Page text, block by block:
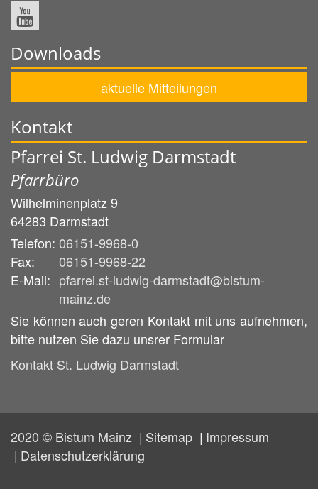
Downloads
aktuelle Mitteilungen
Kontakt
Pfarrei St. Ludwig Darmstadt
Pfarrbüro
Wilhelminenplatz 9
64283 Darmstadt
Telefon: 06151-9968-0
Fax:
06151-9968-22
E-Mail: pfarrei.st-ludwig-darmstadt@bistum-
mainz.de
Sie können auch geren Kontakt mit uns aufnehmen,
bitte nutzen Sie dazu unsrer Formular
Kontakt St. Ludwig Darmstadt
2020 © Bistum Mainz Sitemap
Impressum
Datenschutzerklärung